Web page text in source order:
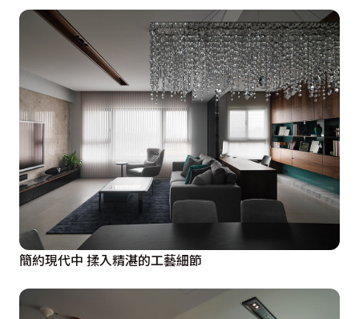
簡約現代中 揉入精湛的工藝細節